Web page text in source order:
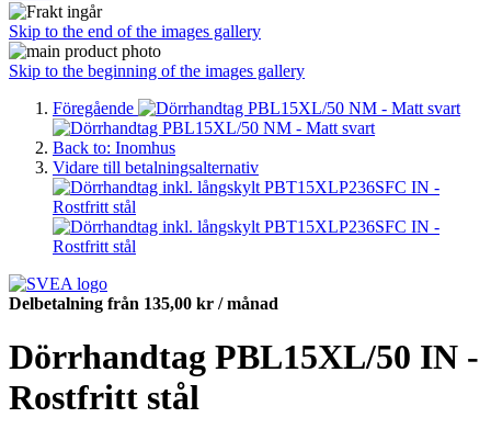
Skip to the end of the images gallery
Skip to the beginning of the images gallery
Föregående
Back to: Inomhus
Vidare till betalningsalternativ
Delbetalning från 135,00 kr / månad
Dörrhandtag PBL15XL/50 IN -
Rostfritt stål